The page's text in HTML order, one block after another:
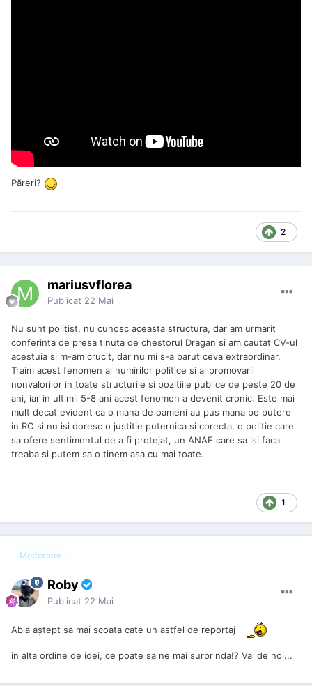
Păreri?
2
mariusvflorea
Publicat 22 Mai
Nu sunt politist, nu cunosc aceasta structura, dar am urmarit
conferinta de presa tinuta de chestorul Dragan si am cautat CV-ul
acestuia si m-am crucit, dar nu mi s-a parut ceva extraordinar.
Traim acest fenomen al numirilor politice si al promovarii
nonvalorilor in toate structurile si pozitiile publice de peste 20 de
ani, iar in ultimii 5-8 ani acest fenomen a devenit cronic. Este mai
mult decat evident ca o mana de oameni au pus mana pe putere
in RO si nu isi doresc o justitie puternica si corecta, o politie care
sa ofere sentimentul de a fi protejat, un ANAF care sa isi faca
treaba si putem sa o tinem asa cu mai toate.
1
Moderator
Roby
Publicat 22 Mai
Abia aștept sa mai scoata cate un astfel de reportaj
in alta ordine de idei, ce poate sa ne mai surprinda!? Vai de noi...